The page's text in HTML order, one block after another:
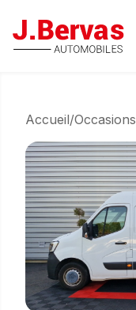
J.Bervas
Accueil/Occasions